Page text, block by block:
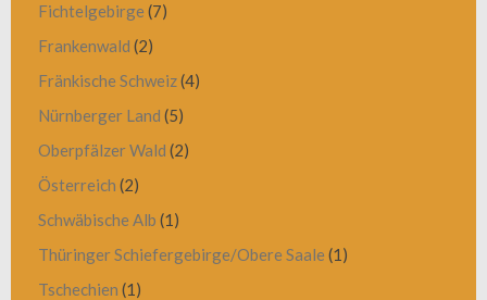
Fichtelgebirge (7)
Frankenwald (2)
Fränkische Schweiz(4)
Nürnberger Land (5)
Oberpfälzer Wald (2)
Österreich (2)
Schwäbische Alb (1)
Thüringer Schiefergebirge/Obere Saale (1)
Tschechien (1)